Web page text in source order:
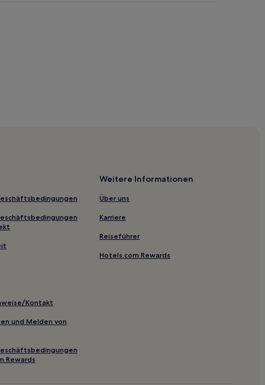
Kontakt
und Melden von
Rewards
Weitere Informationen
Über uns
Karriere
Reiseführer
Hotels.com Rewards